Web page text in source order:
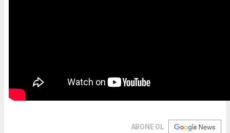
ABONE OL